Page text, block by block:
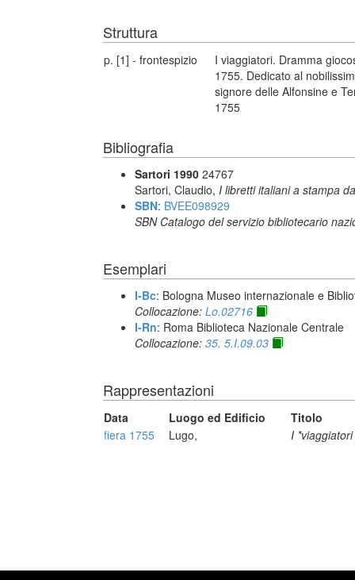
Struttura
p. [1] - frontespizio
I viaggiatori. Dramma
1755. Dedicato al
signore delle Alfonsine e
1755
Bibliografia
Sartori 1990 24767
Sartori, Claudio, I libretti italiani a stampa
SBN: BVEE098929
SBN Catalogo del servizio bibliotecario
Esemplari
I-Bc: Bologna Museo internazionale e
Collocazione: Lo.02716
I-Rn: Roma Biblioteca Nazionale Centrale
Collocazione: 35. 5.I.09.03
Rappresentazioni
Data Luogo ed Edificio
Titolo
fiera 1755
Lugo, I *viaggiatori